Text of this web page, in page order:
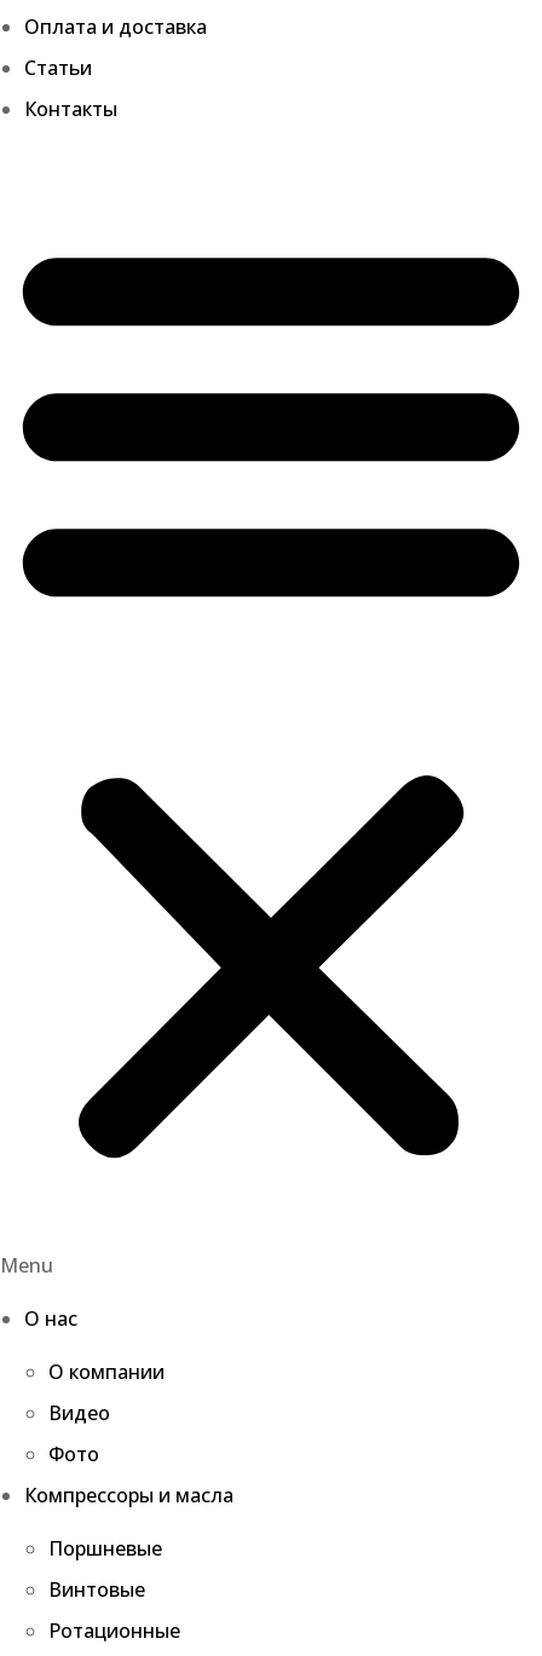
Оплата и доставка
Статьи
Контакты
Menu
О нас
О компании
Видео
Фото
Компрессоры и масла
Поршневые
Винтовые
Ротационные